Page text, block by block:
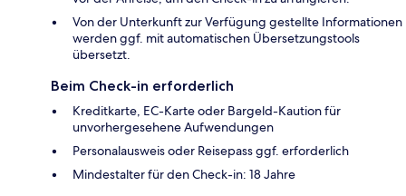
Von der Unterkunft zur Verfügung gestellte Informationen
werden ggf. mit automatischen Übersetzungstools
übersetzt.
Beim Check-in erforderlich
Kreditkarte, EC-Karte oder Bargeld-Kaution für
unvorhergesehene Aufwendungen
Personalausweis oder Reisepass ggf. erforderlich
Mindestalter für den Check-in: 18 Jahre